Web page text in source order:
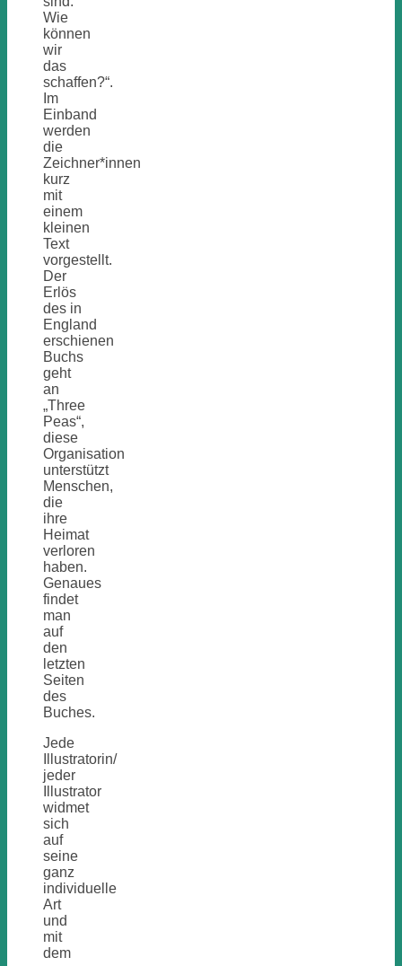
Wie
können
wir
das
schaffen?“.
Im
Einband
werden
die
Zeichner*innen
kurz
mit
einem
kleinen
Text
vorgestellt.
Der
Erlös
des in
England
erschienen
Buchs
geht
an
„Three
Peas“,
diese
Organisation
unterstützt
Menschen,
die
ihre
Heimat
verloren
haben.
Genaues
findet
man
auf
den
letzten
Seiten
des
Buches.
Jede
Illustratorin/
jeder
Illustrator
widmet
sich
auf
seine
ganz
individuelle
Art
und
mit
dem